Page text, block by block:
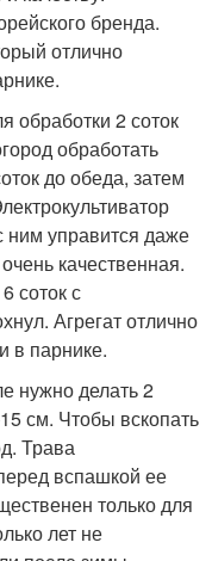
бренда.
отлично
обработки 2 соток
обработать
до обеда, затем
ним управится даже
качественная.
соток с
Агрегат отлично
в парнике.
нужно делать 2
см. Чтобы вскопать
Трава
вспашкой ее
только для
лет не